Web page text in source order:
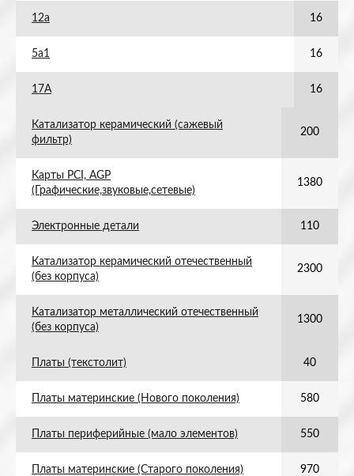
12а 16
5а1 16
17А 16
Катализатор керамический (сажевый
фильтр)
200
Карты PCI, AGP
(Графические,звуковые,сетевые)
1380
Электронные детали 110
Катализатор керамический отечественный
(без корпуса)
2300
Катализатор металлический отечественный
(без корпуса)
1300
Платы (текстолит) 40
Платы материнские (Нового поколения) 580
Платы периферийные (мало элементов) 550
Платы материнские (Старого поколения) 970